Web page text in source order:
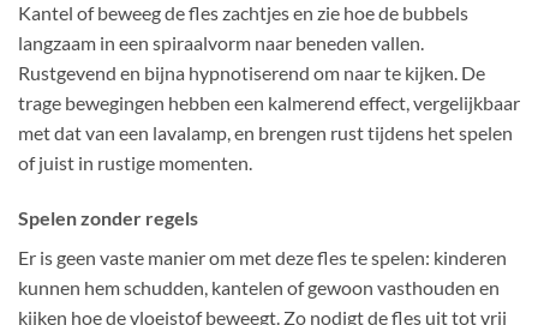
Kantel of beweeg de fles zachtjes en zie hoe de bubbels
langzaam in een spiraalvorm naar beneden vallen.
Rustgevend en bijna hypnotiserend om naar te kijken. De
trage bewegingen hebben een kalmerend effect, vergelijkbaar
met dat van een lavalamp, en brengen rust tijdens het spelen
of juist in rustige momenten.
Spelen zonder regels
Er is geen vaste manier om met deze fles te spelen: kinderen
kunnen hem schudden, kantelen of gewoon vasthouden en
kijken hoe de vloeistof beweegt. Zo nodigt de fles uit tot vrij